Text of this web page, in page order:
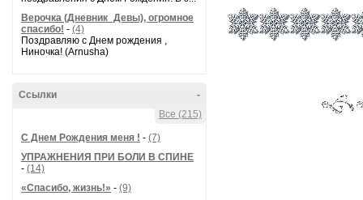
Верочка (Дневник_Девы), огромное
спасибо! - (4)
Поздравляю с Днем рождения ,
Ниночка! (Arnusha)
-
Ссылки
Все (215)
С Днем Рождения меня ! - (7)
УПРАЖНЕНИЯ ПРИ БОЛИ В СПИНЕ
- (14)
«Спасибо, жизнь!» - (9)
Шоколадом